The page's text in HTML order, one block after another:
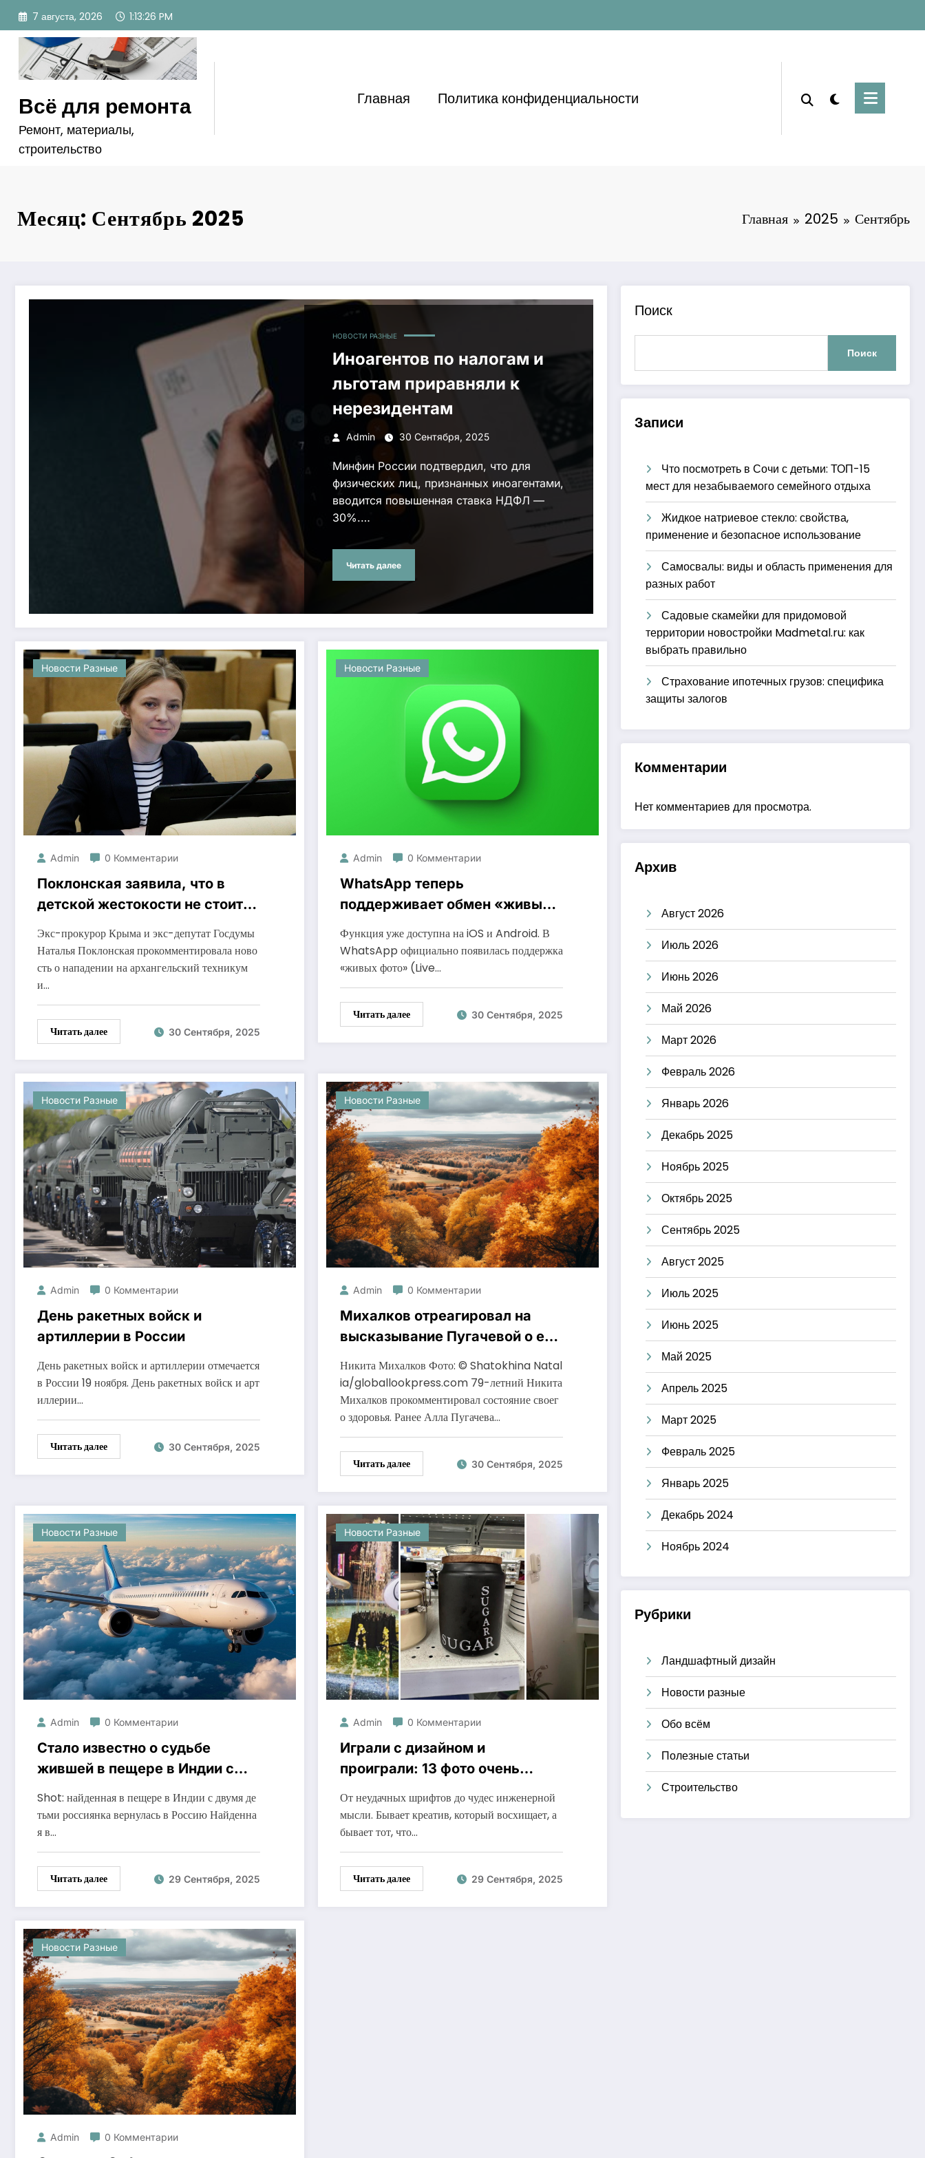
Перейти
содержимому
7 августа, 2026 1:13:27 PM
Всё для ремонта
Ремонт, материалы,
строительство
Главная Политика конфиденциальности
Месяц: Сентябрь 2025 Главная 2025 Сентябрь
НОВОСТИ РАЗНЫЕ
Иноагентов по налогам и
льготам приравняли к
нерезидентам
Admin 30 Сентября, 2025
Минфин России подтвердил, что для
физических лиц, признанных иноагентами,
вводится повышенная ставка НДФЛ —
30%.…
Читать далее
Новости Разные
Admin 0 Комментарии
Поклонская заявила, что в
детской жестокости не стоит
Экс-прокурор Крыма и экс-депутат Госдумы
Наталья Поклонская прокомментировала ново
сть о нападении на архангельский техникум
и…
Читать далее 30 Сентября, 2025
Новости Разные
Admin 0 Комментарии
WhatsApp теперь
поддерживает обмен «живыми
Функция уже доступна на iOS и Android. В
WhatsApp официально появилась поддержка
«живых фото» (Live…
Читать далее 30 Сентября, 2025
Новости Разные
Admin 0 Комментарии
День ракетных войск и
артиллерии в России
День ракетных войск и артиллерии отмечается
в России 19 ноября. День ракетных войск и арт
иллерии…
Читать далее 30 Сентября, 2025
Новости Разные
Admin 0 Комментарии
Михалков отреагировал на
высказывание Пугачевой о его
Никита Михалков Фото: © Shatokhina Natal
ia/globallookpress.com 79-летний Никита
Михалков прокомментировал состояние своег
о здоровья. Ранее Алла Пугачева…
Читать далее 30 Сентября, 2025
Новости Разные
Admin 0 Комментарии
Стало известно о судьбе
жившей в пещере в Индии с
двумя детьми россиянки
Shot: найденная в пещере в Индии с двумя де
тьми россиянка вернулась в Россию Найденна
я в…
Читать далее 29 Сентября, 2025
Новости Разные
Admin 0 Комментарии
Играли с дизайном и
проиграли: 13 фото очень
От неудачных шрифтов до чудес инженерной
мысли. Бывает креатив, который восхищает, а
бывает тот, что…
Читать далее 29 Сентября, 2025
Новости Разные
Admin 0 Комментарии
Поиск
Поиск
Записи
Что посмотреть в Сочи с детьми: ТОП-15
мест для незабываемого семейного отдыха
Жидкое натриевое стекло: свойства,
применение и безопасное использование
Самосвалы: виды и область применения для
разных работ
Садовые скамейки для придомовой
территории новостройки Madmetal.ru: как
выбрать правильно
Страхование ипотечных грузов: специфика
защиты залогов
Комментарии
Нет комментариев для просмотра.
Архив
Август 2026
Июль 2026
Июнь 2026
Май 2026
Март 2026
Февраль 2026
Январь 2026
Декабрь 2025
Ноябрь 2025
Октябрь 2025
Сентябрь 2025
Август 2025
Июль 2025
Июнь 2025
Май 2025
Апрель 2025
Март 2025
Февраль 2025
Январь 2025
Декабрь 2024
Ноябрь 2024
Рубрики
Ландшафтный дизайн
Новости разные
Обо всём
Полезные статьи
Строительство